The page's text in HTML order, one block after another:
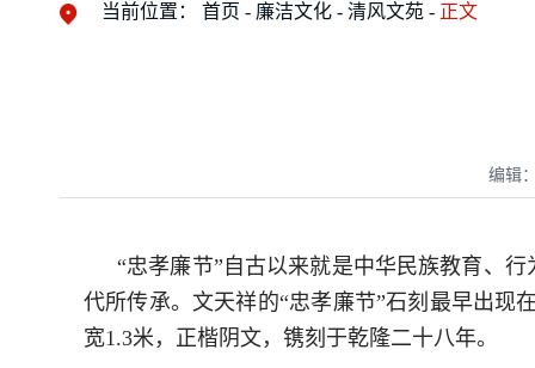
当前位置： 首页 廉洁文化 清风文苑 正文
编辑
“忠孝廉节”自古以来就是中华民族教育、
代所传承。文天祥的“忠孝廉节”石刻最早出现
宽1.3米，‌正楷阴文，‌镌刻于乾隆二十八年‌。‌